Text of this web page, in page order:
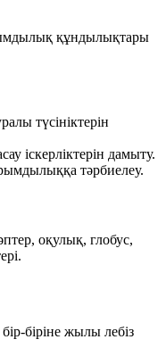
құндылықтары
түсініктерін
іскерліктерін дамыту.
тәрбиелеу.
оқулық, глобус,
біріне жылы лебіз